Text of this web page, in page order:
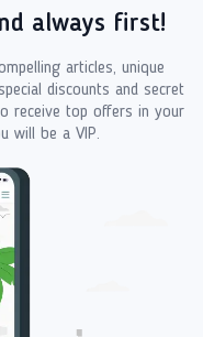
always first!
articles, unique
discounts and secret
receive top offers in your
will be a VIP.